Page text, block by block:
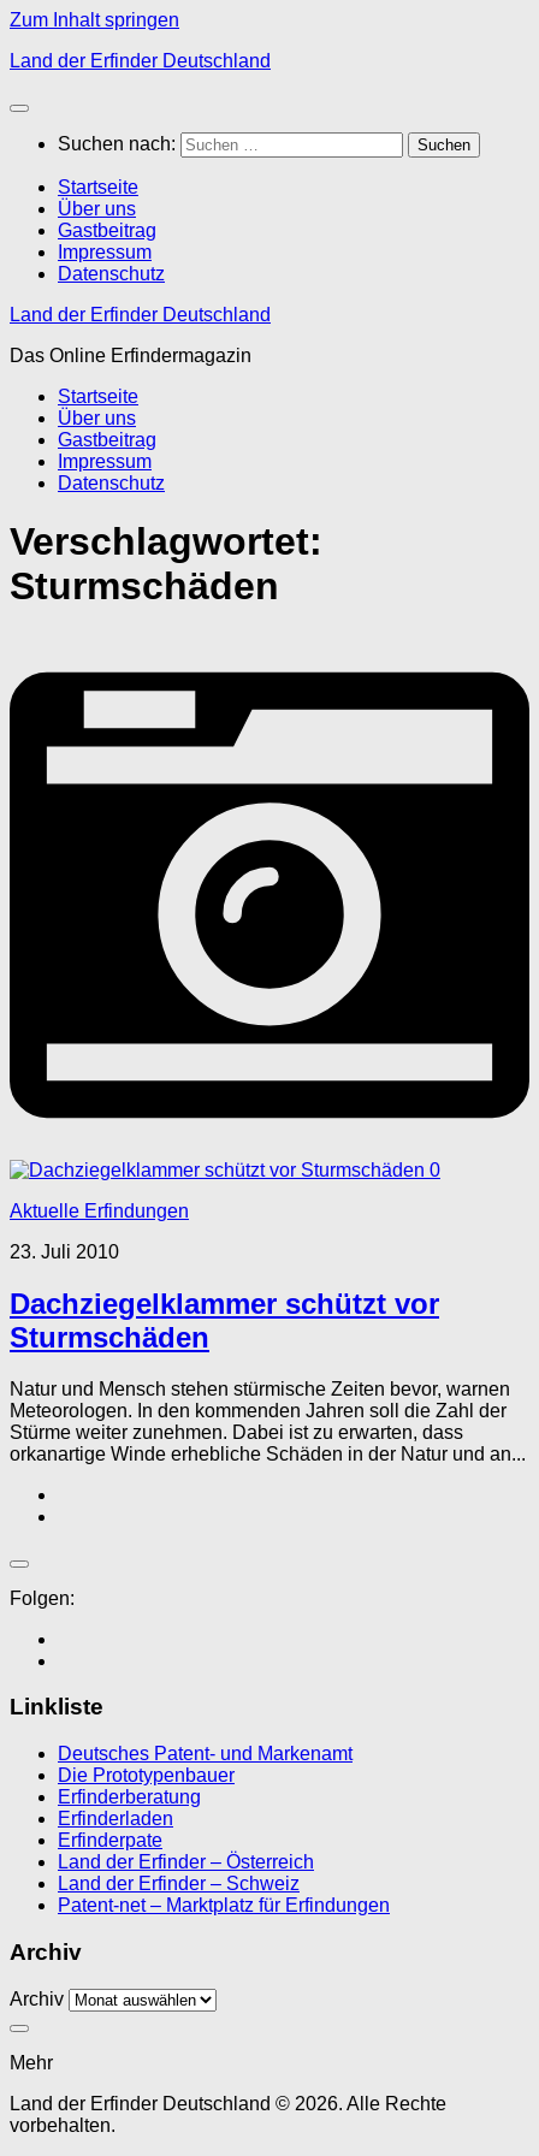
Zum Inhalt springen
Land der Erfinder Deutschland
Suchen nach:
Startseite
Über uns
Gastbeitrag
Impressum
Datenschutz
Land der Erfinder Deutschland
Das Online Erfindermagazin
Startseite
Über uns
Gastbeitrag
Impressum
Datenschutz
Verschlagwortet:
Sturmschäden
0
Aktuelle Erfindungen
23. Juli 2010
Dachziegelklammer schützt vor
Sturmschäden
Natur und Mensch stehen stürmische Zeiten bevor, warnen
Meteorologen. In den kommenden Jahren soll die Zahl der
Stürme weiter zunehmen. Dabei ist zu erwarten, dass
orkanartige Winde erhebliche Schäden in der Natur und an...
Folgen:
Linkliste
Deutsches Patent- und Markenamt
Die Prototypenbauer
Erfinderberatung
Erfinderladen
Erfinderpate
Land der Erfinder – Österreich
Land der Erfinder – Schweiz
Patent-net – Marktplatz für Erfindungen
Archiv
Archiv
Mehr
Land der Erfinder Deutschland © 2026. Alle Rechte
vorbehalten.